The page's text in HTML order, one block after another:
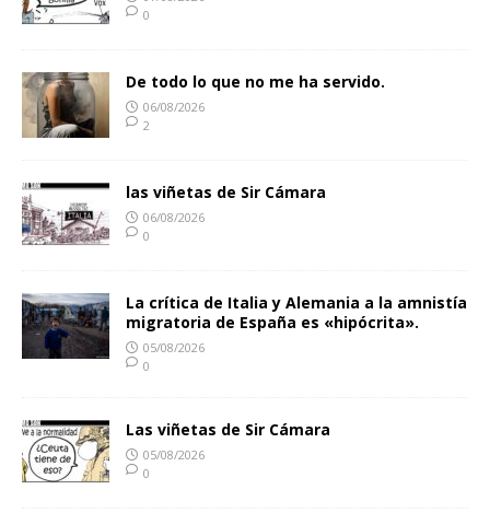
0
De todo lo que no me ha servido.
06/08/2026
2
las viñetas de Sir Cámara
06/08/2026
0
La crítica de Italia y Alemania a la amnistía
migratoria de España es «hipócrita».
05/08/2026
0
Las viñetas de Sir Cámara
05/08/2026
0